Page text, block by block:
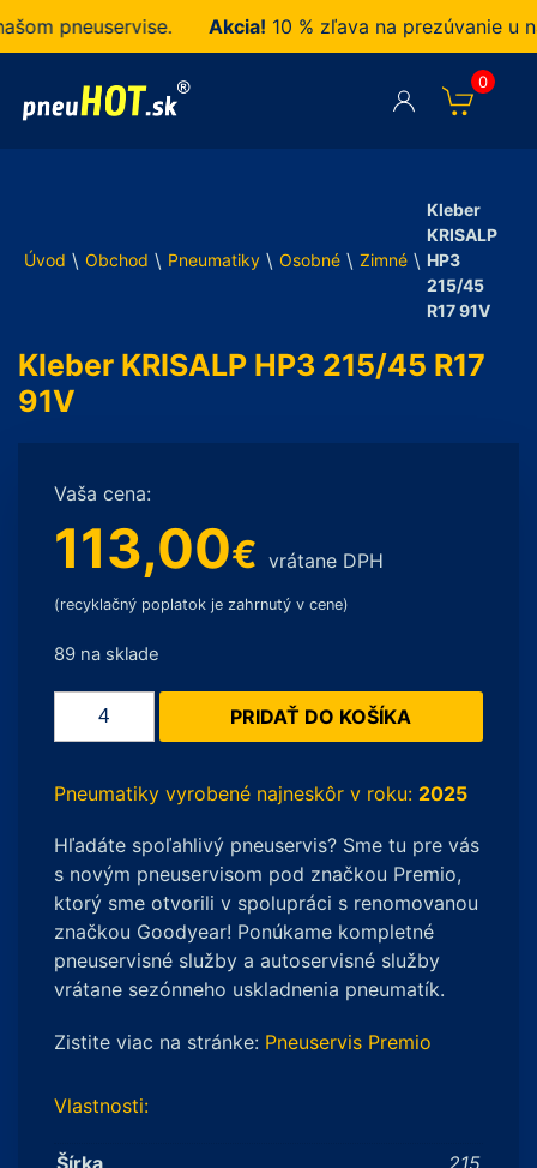
pneuservise. Akcia!10 % zľava na prezúvanie u
0
Úvod \ Obchod \ Pneumatiky \ Osobné \ Zimné \
Kleber
KRISALP
HP3
215/45
R17 91V
Kleber KRISALP HP3 215/45 R17
91V
Vaša cena:
113,00€ vrátane DPH
(recyklačný poplatok je zahrnutý v cene)
89 na sklade
množstvo
HP3
R17
91V
PRIDAŤ DO KOŠÍKA
Pneumatiky vyrobené najneskôr v roku: 2025
Hľadáte spoľahlivý pneuservis? Sme tu pre vás
s novým pneuservisom pod značkou Premio,
ktorý sme otvorili v spolupráci s renomovanou
značkou Goodyear! Ponúkame kompletné
pneuservisné služby a autoservisné služby
vrátane sezónneho uskladnenia pneumatík.
Zistite viac na stránke: Pneuservis Premio
Vlastnosti:
Šírka
215